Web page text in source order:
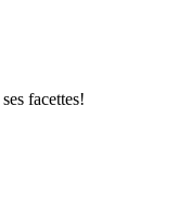
facettes!